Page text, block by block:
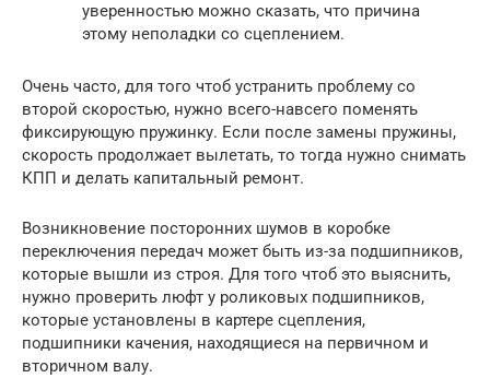
уверенностью можно сказать, что причина
этому неполадки со сцеплением.
Очень часто, для того чтоб устранить проблему со
второй скоростью, нужно всего-навсего поменять
фиксирующую пружинку. Если после замены пружины,
скорость продолжает вылетать, то тогда нужно снимать
КПП и делать капитальный ремонт.
Возникновение посторонних шумов в коробке
переключения передач может быть из-за подшипников,
которые вышли из строя. Для того чтоб это выяснить,
нужно проверить люфт у роликовых подшипников,
которые установлены в картере сцепления,
подшипники качения, находящиеся на первичном и
вторичном валу.